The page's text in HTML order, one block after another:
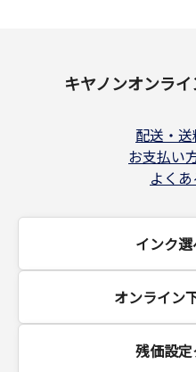
キヤノンオンラ
配送・
お支払い
よく
インク
オンライン
残価設